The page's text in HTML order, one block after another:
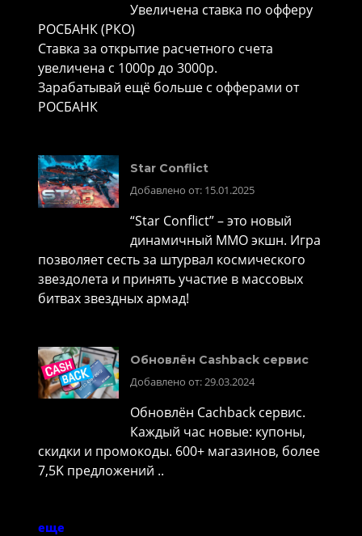
Увеличена ставка по офферу
РОСБАНК (РКО)
Ставка за открытие расчетного счета
увеличена с 1000р до 3000р.
Зарабатывай ещё больше с офферами от
РОСБАНК
Star Conflict
Добавлено от: 15.01.2025
“Star Conflict” – это новый
динамичный MMO экшн. Игра
позволяет сесть за штурвал космического
звездолета и принять участие в массовых
битвах звездных армад!
Обновлён Cashback сервис
Добавлено от: 29.03.2024
Обновлён Cachback сервис.
Каждый час новые: купоны,
скидки и промокоды. 600+ магазинов, более
7,5K предложений ..
еще